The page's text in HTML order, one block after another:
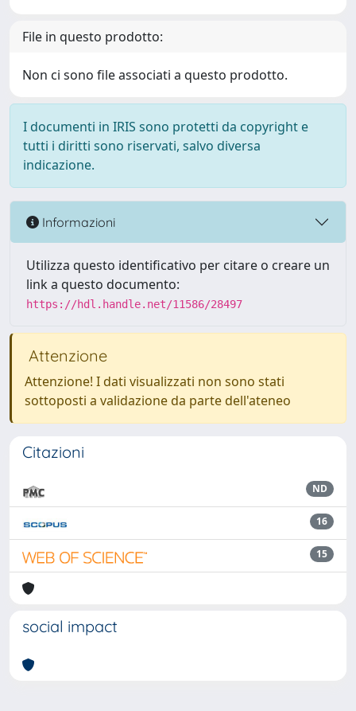
File in questo prodotto:
Non ci sono file associati a questo prodotto.
I documenti in IRIS sono protetti da copyright e
tutti i diritti sono riservati, salvo diversa
indicazione.
Informazioni
Utilizza questo identificativo per citare o creare un
link a questo documento:
https://hdl.handle.net/11586/28497
Attenzione
Attenzione! I dati visualizzati non sono stati
sottoposti a validazione da parte dell'ateneo
Citazioni
ND
16
15
social impact